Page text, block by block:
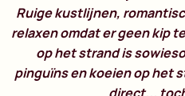
Ruige kustlijnen,
relaxen omdat er geen kip
op het strand is
pinguïns en koeien op het